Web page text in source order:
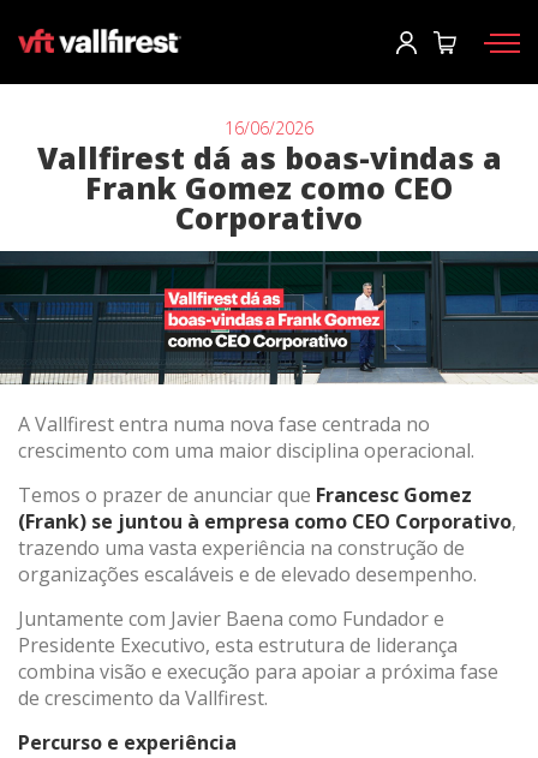
Iniciar sessão
User*
Senha*
Iniciar sessão
o
Crie a sua conta aqui
Equipamento de proteção
Mochilas
Ferramentas
Motobombas e maquinas
Caminhão de incêndios florestais
Aerial
ES EN FR DE IT PT
(+34) 93 867 87 79
Contato
16/06/2026
Vallfirest dá as boas-vindas a
Frank Gomez como CEO
Corporativo
A Vallfirest entra numa nova fase centrada no
crescimento com uma maior disciplina operacional.
Temos o prazer de anunciar que Francesc Gomez
(Frank) se juntou à empresa como CEO Corporativo,
trazendo uma vasta experiência na construção de
organizações escaláveis e de elevado desempenho.
Juntamente com Javier Baena como Fundador e
Presidente Executivo, esta estrutura de liderança
combina visão e execução para apoiar a próxima fase
de crescimento da Vallfirest.
Percurso e experiência